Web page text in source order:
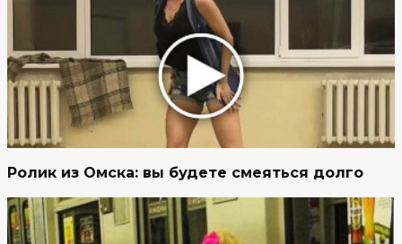
Ролик из Омска: вы будете смеяться долго